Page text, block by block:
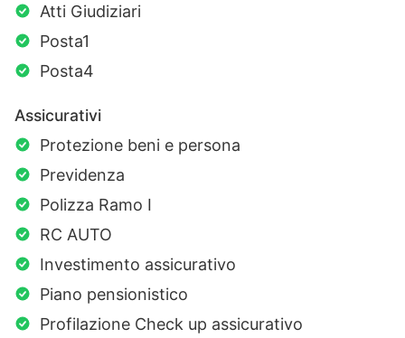
Atti Giudiziari
Posta1
Posta4
Assicurativi
Protezione beni e persona
Previdenza
Polizza Ramo I
RC AUTO
Investimento assicurativo
Piano pensionistico
Profilazione Check up assicurativo